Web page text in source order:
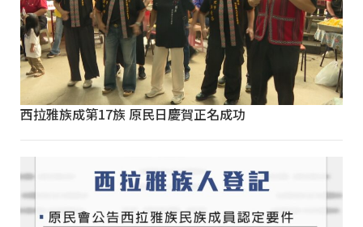
西拉雅族成第17族 原民日慶賀正名成功